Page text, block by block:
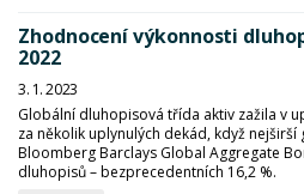
Zhodnocení výkonnosti
2022
3. 1. 2023
Globální dluhopisová třída aktiv zažila v
za několik uplynulých dekád, když
Bloomberg Barclays Global Aggregate
dluhopisů – bezprecedentních 16,2 %.